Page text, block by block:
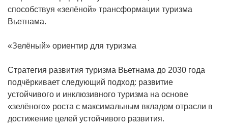
способствуя «зелёной» трансформации туризма
Вьетнама.
«Зелёный» ориентир для туризма
Стратегия развития туризма Вьетнама до 2030 года
подчёркивает следующий подход: развитие
устойчивого и инклюзивного туризма на основе
«зелёного» роста с максимальным вкладом отрасли в
достижение целей устойчивого развития.